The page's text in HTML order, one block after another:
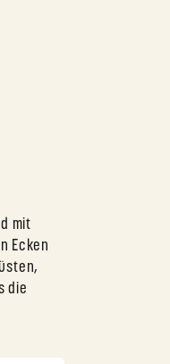
mit
Ecken
die